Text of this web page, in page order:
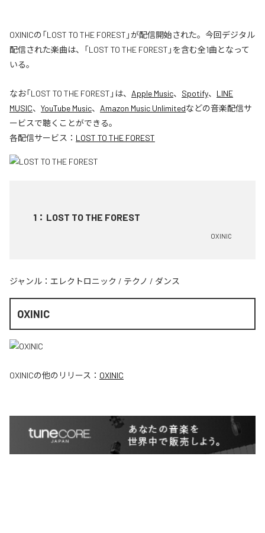
OXINICの「LOST TO THE FOREST」が配信開始された。今回デジタル
配信された楽曲は、「LOST TO THE FOREST」を含む全1曲となって
いる。
なお「LOST TO THE FOREST 」は、 Apple Music、 Spotify、 LINE
MUSIC、 YouTube Music、 Amazon Music Unlimitedなどの音楽配信サ
ービスで聴くことができる。
各配信サービス： LOST TO THE FOREST
1 ： LOST TO THE FOREST
OXINIC
ジャンル： エレクトロニック / テクノ / ダンス
OXINIC
OXINICの他のリリース： OXINIC